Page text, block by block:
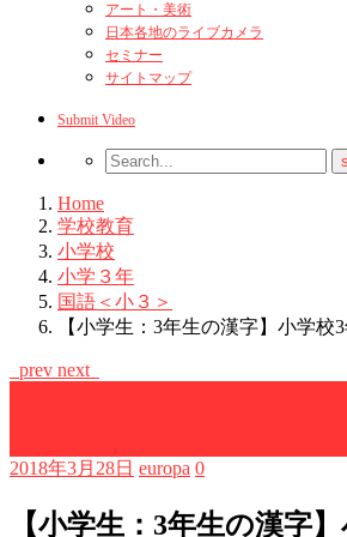
アート・美術
日本各地のライブカメラ
セミナー
サイトマップ
Submit Video
Home
学校教育
小学校
小学３年
国語＜小３＞
【小学生：3年生の漢字】小学
prev next
2018年3月28日 europa 0
【小学生：3年生の漢字